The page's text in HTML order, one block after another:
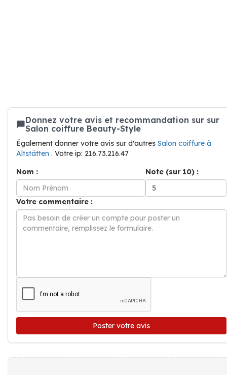
Donnez votre avis et recommandation sur sur
Salon coiffure Beauty-Style
Également donner votre avis sur d'autres Salon coiffure à
Altstätten . Votre ip: 216.73.216.47
Nom :
Note (sur 10) :
Votre commentaire :
Poster votre avis